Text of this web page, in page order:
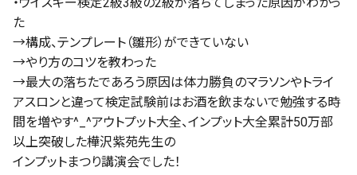
た
→構成、テンプレート（雛形）ができていない
→やり方のコツを教わった
→最大の落ちたであろう原因は体力勝負のマラソンやトライ
アスロンと違って検定試験前はお酒を飲まないで勉強する時
間を増やす^_^アウトプット大全、インプット大全累計50万部
以上突破した樺沢紫苑先生の
インプットまつり講演会でした！